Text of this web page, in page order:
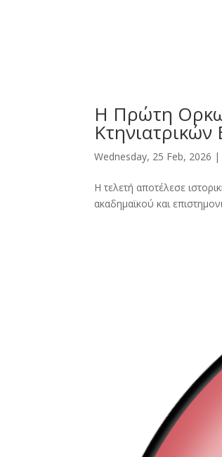
Η Πρώτη
Κτηνιατρικών
Wednesday, 25 Feb, 2026 |
Η τελετή αποτέλεσε
ακαδημαϊκού και